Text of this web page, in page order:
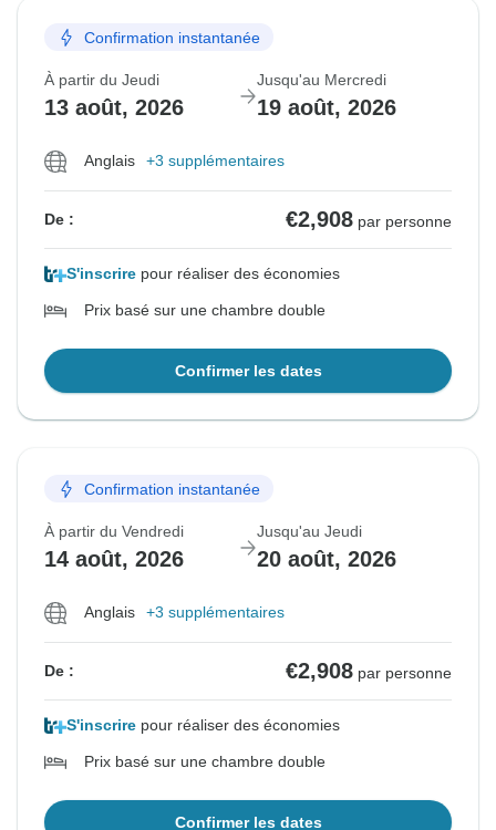
Confirmation instantanée
À partir du Jeudi
13 août, 2026
Jusqu'au Mercredi
19 août, 2026
Anglais +3 supplémentaires
De : €2,908 par personne
S'inscrire pour réaliser des économies
Prix basé sur une chambre double
Confirmer les dates
Confirmation instantanée
À partir du Vendredi
14 août, 2026
Jusqu'au Jeudi
20 août, 2026
Anglais +3 supplémentaires
De : €2,908 par personne
S'inscrire pour réaliser des économies
Prix basé sur une chambre double
Confirmer les dates